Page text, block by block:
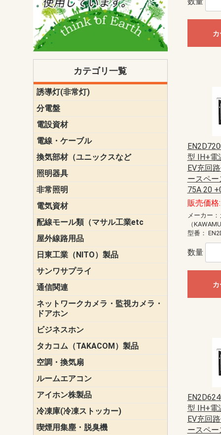
カテゴリ一覧
誘導灯(非常灯)
ク機能付)
けバッテリ
分電盤
あんしん機
分電盤補修
分電盤用ブ
フリーボッ
リニューア
WHMボッ
WHM取付ボ
半埋込化粧
住宅分電盤
電設資材
パナソニッ
神保電器配
東芝配線器
未来工業製
テンパール
電線・ケーブル
換気部材（ユニックスなど
温度ヒュー
フィルター
防虫網
樹脂製グリ
スリーブキ
レジスター
ALCスリー
ACEジョイ
ACEスリー
ACE止水板
厚型 グリル
薄型 グリル
中型 グリル
外風対策 角
外風対策
外風対策（
外風対策 丸
外風対策
軒天井用 グ
床下通気用
給気電動シ
パイプフー
ウェザーカ
防音フード
差圧式吸気
防火ダンパ
風量調整ダ
逆風止ダン
サイレンサ
止水板
UKDF風向
消音・フレ
耐火パテ
照明器具
遠藤照明（
オーデリッ
コイズミ照
大光電機（
東芝ライテ
パナソニッ
三菱電機
クラコ
非常照明
ODELIC非常
三菱非常灯
東芝LED非常
パナソニッ
電気資材
端子台
碍子
圧着端子・
差込みコネ
リレー
インシュロ
日動電工製品
ねじなし電
ねじ付き電
厚鋼電線管
ボックス・
樹脂製ボッ
CD管・PF
金物類
雑材
エフレックス
配線モール類（マサル工業etc
壁面用配線
エフ）
光ファイバ
その他壁面
ー・Gモー
メタルモー
メタルエフ
ダクトモー
床面用配線
モール備品
屋外線路用品
PE支線ガー
ケーブル標
オプトケー
ザ・鳥獣害
自在バンド
電柱標識板
キラベルト
4mm電線防
SZスリーブ
スパイラル
支線ガード
保護カバー
日東工業（NITO）製品
カバースイッ
キャビネット
小型動力分電
システムラッ
端子台
盤用パーツ
プラボックス
ブレーカ
サンワサプライ
ペリフェラ
タップ・
ケーブル
インク・用
アクセサリ
LAN
DOS／Vパ
通信関連
プロテクタ
ローゼット
工具・試験
端子取付金
配線用金具
モジュラー
LAN圧着工
エッジスイ
ネットワークカメラ・監視カメラ・
ドアホン
ビジネスホン
タカコム（TAKACOM）製品
空調・換気扇
ダクト換気
インダクト
パイプファ
シロッコフ
斜流ダクト
エアカーテ
システム部
ルームエアコン
三菱電機
ダイキン
アイホン株製品
テレビドア
ドアホン親
ドアホン子
冷凍庫(冷凍ストッカー)
喫煙用集塵・脱臭機
スモークダ
型 IH+電
EV充回
ースペー
75A 20
販売価格
メーカー
（
型番：
数量
型 IH+電
EV充回
ースペー